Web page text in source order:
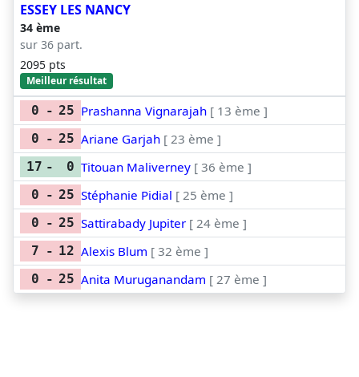
ESSEY LES NANCY
34 ème
sur 36 part.
2095 pts
Meilleur résultat
0 - 25 Prashanna Vignarajah [ 13 ème ]
0 - 25 Ariane Garjah [ 23 ème ]
17 - 0 Titouan Maliverney [ 36 ème ]
0 - 25 Stéphanie Pidial [ 25 ème ]
0 - 25 Sattirabady Jupiter [ 24 ème ]
7 - 12 Alexis Blum [ 32 ème ]
0 - 25 Anita Muruganandam [ 27 ème ]